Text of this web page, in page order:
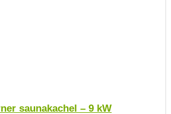
saunakachel – 9 kW